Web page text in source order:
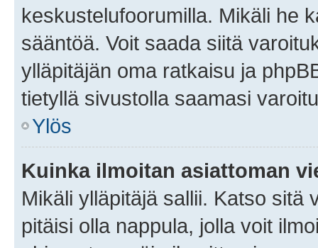
keskustelufoorumilla. Mikäli he
sääntöä. Voit saada siitä
ylläpitäjän oma ratkaisu ja
tietyllä sivustolla saamasi
Ylös
Kuinka ilmoitan asiattoman
Mikäli ylläpitäjä sallii. Katso sitä
pitäisi olla nappula, jolla voit